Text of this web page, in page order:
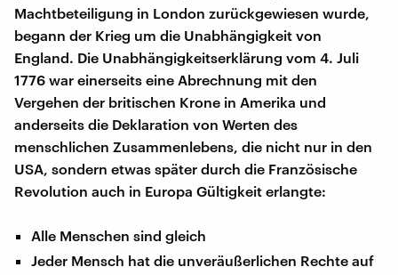
Machtbeteiligung in London zurückgewiesen wurde,
begann der Krieg um die Unabhängigkeit von
England. Die Unabhängigkeitserklärung vom 4. Juli
1776 war einerseits eine Abrechnung mit den
Vergehen der britischen Krone in Amerika und
anderseits die Deklaration von Werten des
menschlichen Zusammenlebens, die nicht nur in den
USA, sondern etwas später durch die Französische
Revolution auch in Europa Gültigkeit erlangte:
Alle Menschen sind gleich
Jeder Mensch hat die unveräußerlichen Rechte auf